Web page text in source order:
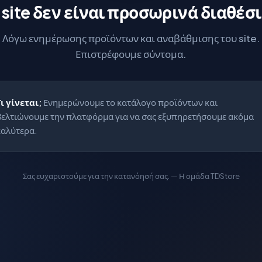
δεν είναι προσωρινά
Λόγω ενημέρωσης προϊόντων και αναβάθμισης του site.
Επιστρέφουμε σύντομα.
γίνεται; Ενημερώνουμε το κατάλογο προϊόντων και
την πλατφόρμα για να σας εξυπηρετήσουμε ακόμα
Σας ευχαριστούμε για την κατανόησή σας. — Η ομάδα TDStore